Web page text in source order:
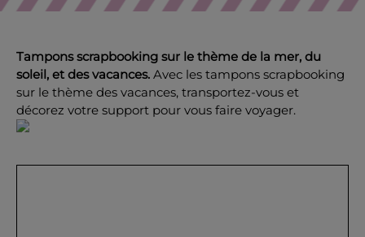
Tampons scrapbooking sur le thème de la mer, du
soleil, et des vacances. Avec les tampons scrapbooking
sur le thème des vacances, transportez-vous et
décorez votre support pour vous faire voyager.
OK